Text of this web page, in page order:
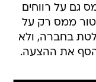
גם על רווחים
ממס רק על
בחברה, ולא
הסף את ההצעה.